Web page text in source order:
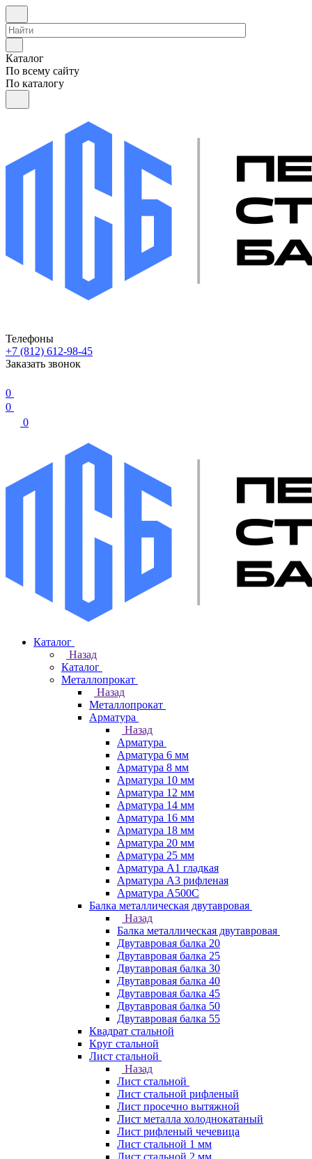
Каталог
По всему сайту
По каталогу
Телефоны
+7 (812) 612-98-45
Заказать звонок
0
0
0
Каталог
Назад
Каталог
Металлопрокат
Назад
Металлопрокат
Арматура
Назад
Арматура
Арматура 6 мм
Арматура 8 мм
Арматура 10 мм
Арматура 12 мм
Арматура 14 мм
Арматура 16 мм
Арматура 18 мм
Арматура 20 мм
Арматура 25 мм
Арматура А1 гладкая
Арматура А3 рифленая
Арматура А500С
Балка металлическая двутавровая
Назад
Балка металлическая двутавровая
Двутавровая балка 20
Двутавровая балка 25
Двутавровая балка 30
Двутавровая балка 40
Двутавровая балка 45
Двутавровая балка 50
Двутавровая балка 55
Квадрат стальной
Круг стальной
Лист стальной
Назад
Лист стальной
Лист стальной рифленый
Лист просечно вытяжной
Лист металла холоднокатаный
Лист рифленый чечевица
Лист стальной 1 мм
Лист стальной 2 мм